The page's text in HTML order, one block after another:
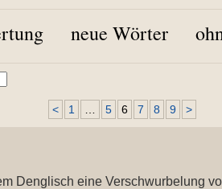
neue Wörter
< 1 5 6 7 8 9 >
Denglisch eine Verschwurbelung